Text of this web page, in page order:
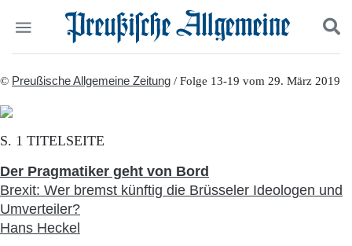
Politik
Leben
Geschichte
Ostpreußen
Suchen und finden
© Preußische Allgemeine Zeitung / Folge 13-19 vom 29. März 2019
S. 1 TITELSEITE
Der Pragmatiker geht von Bord
Brexit: Wer bremst künftig die Brüsseler Ideologen und
Umverteiler?
Hans Heckel